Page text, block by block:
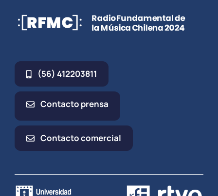
(56) 412203811
Contacto prensa
Contacto comercial